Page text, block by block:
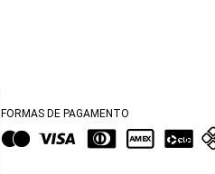
FORMAS DE PAGAMENTO